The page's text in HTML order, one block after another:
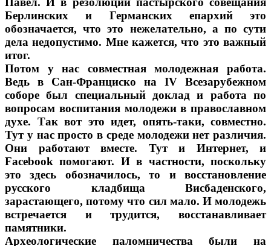
Берлинских и Германских епархий это
обозначается, что это нежелательно, а по сути
дела недопустимо. Мне кажется, что это важный
итог.
Потом у нас совместная молодежная работа.
Ведь в Сан-Франциско на IV Всезарубежном
соборе был специальный доклад и работа по
вопросам воспитания молодежи в православном
духе. Так вот это идет, опять-таки, совместно.
Тут у нас просто в среде молодежи нет различия.
Они работают вместе. Тут и Интернет, и
Facebook помогают. И в частности, поскольку
это здесь обозначилось, то и восстановление
русского кладбища Висбаденского,
зарастающего, потому что сил мало. И молодежь
встречается и трудится, восстанавливает
памятники.
Археологические паломничества были на